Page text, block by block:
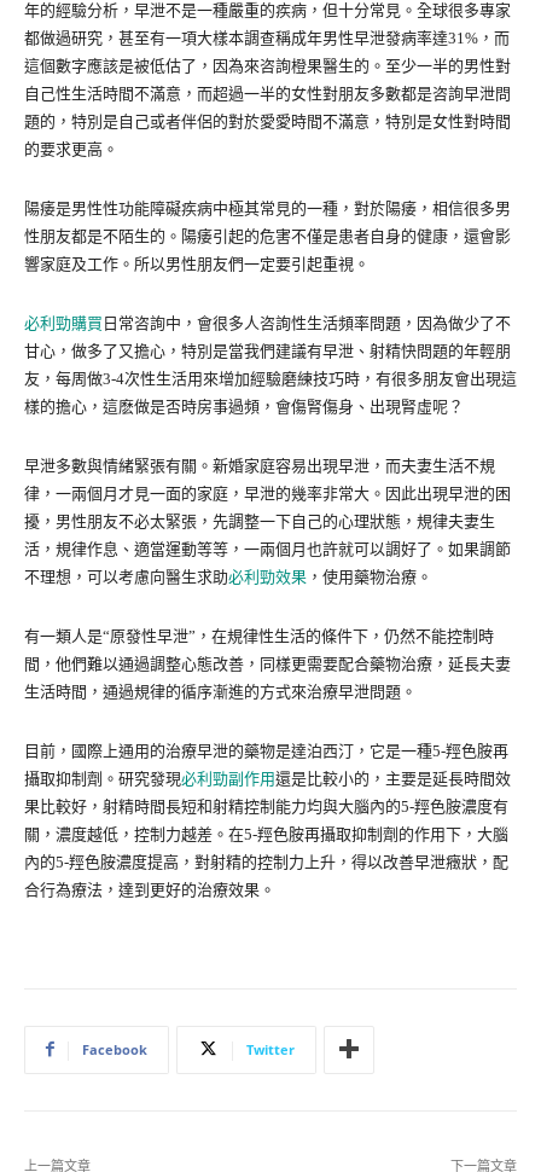
年的經驗分析，早泄不是一種嚴重的疾病，但十分常見。全球很多專家
都做過研究，甚至有一項大樣本調查稱成年男性早泄發病率達31%，而
這個數字應該是被低估了，因為來咨詢橙果醫生的。至少一半的男性對
自己性生活時間不滿意，而超過一半的女性對朋友多數都是咨詢早泄問
題的，特別是自己或者伴侶的對於愛愛時間不滿意，特別是女性對時間
的要求更高。
陽痿是男性性功能障礙疾病中極其常見的一種，對於陽痿，相信很多男
性朋友都是不陌生的。陽痿引起的危害不僅是患者自身的健康，還會影
響家庭及工作。所以男性朋友們一定要引起重視。
必利勁購買 日常咨詢中，會很多人咨詢性生活頻率問題，因為做少了不
甘心，做多了又擔心，特別是當我們建議有早泄、射精快問題的年輕朋
友，每周做3-4次性生活用來增加經驗磨練技巧時，有很多朋友會出現這
樣的擔心，這麽做是否時房事過頻，會傷腎傷身、出現腎虛呢？
早泄多數與情緒緊張有關。新婚家庭容易出現早泄，而夫妻生活不規
律，一兩個月才見一面的家庭，早泄的幾率非常大。因此出現早泄的困
擾，男性朋友不必太緊張，先調整一下自己的心理狀態，規律夫妻生
活，規律作息、適當運動等等，一兩個月也許就可以調好了。如果調節
不理想，可以考慮向醫生求助必利勁效果 ，使用藥物治療。
有一類人是“原發性早泄”，在規律性生活的條件下，仍然不能控制時
間，他們難以通過調整心態改善，同樣更需要配合藥物治療，延長夫妻
生活時間，通過規律的循序漸進的方式來治療早泄問題。
目前，國際上通用的治療早泄的藥物是達泊西汀，它是一種5-羥色胺再
攝取抑制劑。研究發現必利勁副作用還是比較小的，主要是延長時間效
果比較好，射精時間長短和射精控制能力均與大腦內的5-羥色胺濃度有
關，濃度越低，控制力越差。在5-羥色胺再攝取抑制劑的作用下，大腦
內的5-羥色胺濃度提高，對射精的控制力上升，得以改善早泄癥狀，配
合行為療法，達到更好的治療效果。
Facebook Twitter
上一篇文章 下一篇文章